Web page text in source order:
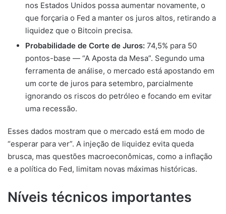
nos Estados Unidos possa aumentar novamente, o
que forçaria o Fed a manter os juros altos, retirando a
liquidez que o Bitcoin precisa.
Probabilidade de Corte de Juros: 74,5% para 50
pontos-base — “A Aposta da Mesa”. Segundo uma
ferramenta de análise, o mercado está apostando em
um corte de juros para setembro, parcialmente
ignorando os riscos do petróleo e focando em evitar
uma recessão.
Esses dados mostram que o mercado está em modo de
“esperar para ver”. A injeção de liquidez evita queda
brusca, mas questões macroeconômicas, como a inflação
e a política do Fed, limitam novas máximas históricas.
Níveis técnicos importantes